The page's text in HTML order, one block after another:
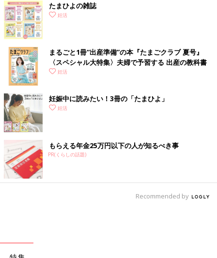
たまひよの雑誌
妊活
まるごと1冊“出産準備”の本『たまごクラブ 夏号』
〈スペシャル大特集〉夫婦で予習する 出産の教科書
妊活
妊娠中に読みたい！3冊の「たまひよ」
妊活
もらえる年金25万円以下の人が知るべき事
PR(くらしの話題)
Recommended by